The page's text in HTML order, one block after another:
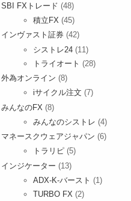
SBI FXトレード (48)
積立FX (45)
インヴァスト証券 (42)
シストレ24 (11)
トライオート (28)
外為オンライン (8)
iサイクル注文 (7)
みんなのFX (8)
みんなのシストレ (4)
マネースクウェアジャパン (6)
トラリピ (5)
インジケーター (13)
ADX-K-バースト (1)
TURBO FX (2)